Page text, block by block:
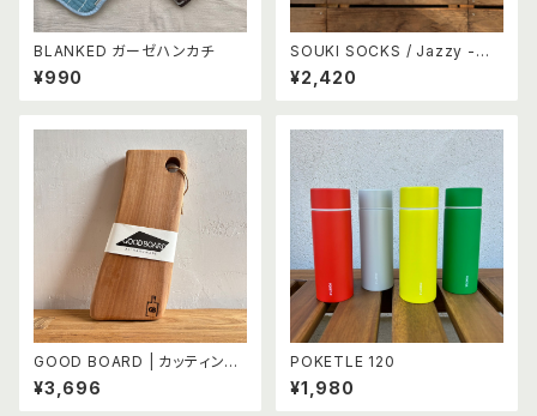
BLANKED ガーゼハンカチ
¥990
SOUKI SOCKS / Jazzy -ジ
ャジー -
¥2,420
GOOD BOARD | カッティング
ボード (イジュ)
¥3,696
POKETLE 120
¥1,980